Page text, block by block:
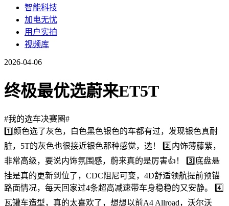
智能科技
加电无忧
用户实拍
视频库
2026-04-06
终极最优选蔚来ET5T
#我的选车决赛圈#
1️⃣颜色选了灰色，白色黑色银色的车都有过，发现银色真耐
脏，5T的灰色也很接近银色那种感觉，选！ 2️⃣内饰薄藤紫，
非常高级，要说内饰氛围感，蔚来真的是厉害👍！ 3️⃣底盘悬
挂是真的更新到位了，CDC阻尼可变，4D舒适领航提前预锚
路面情况，每天回家过4条超高减速带车身稳稳的又安静。 4️⃣
瓦罐车造型，真的太喜欢了，想想以前A4 Allroad，沃尔沃